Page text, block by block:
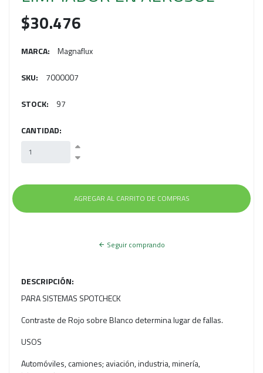
$30.476
MARCA: Magnaflux
SKU: 7000007
STOCK: 97
CANTIDAD:
Seguir comprando
DESCRIPCIÓN:
PARA SISTEMAS SPOTCHECK
Contraste de Rojo sobre Blanco determina lugar de fallas.
USOS
Automóviles, camiones; aviación, industria, minería,